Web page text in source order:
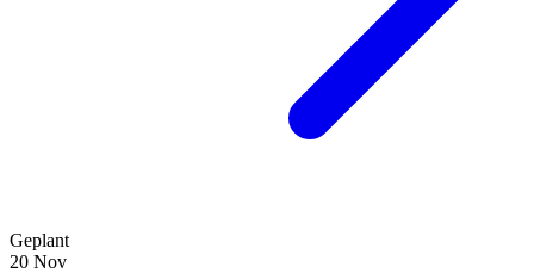
Geplant
20 Nov